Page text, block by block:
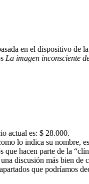
en el dispositivo de
La imagen inconsciente
actual es: $ 28.000.
lo indica su nombre,
que hacen parte de la
discusión más bien
que podríamos